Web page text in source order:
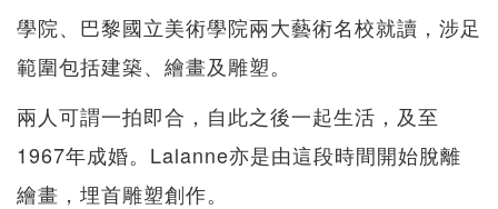
學院、巴黎國立美術學院兩大藝術名校就讀，涉足
範圍包括建築、繪畫及雕塑。
兩人可謂一拍即合，自此之後一起生活，及至
1967年成婚。Lalanne亦是由這段時間開始脫離
繪畫，埋首雕塑創作。